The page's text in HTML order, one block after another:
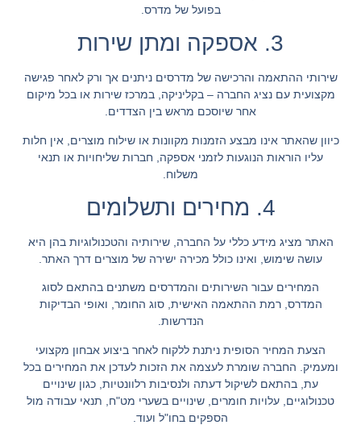
בפועל של מדרס.
3. אספקה ומתן שירות
שירותי ההתאמה והרכישה של מדרסים ניתנים אך ורק לאחר פגישה
מקצועית עם נציג החברה – בקליניקה, במרכז שירות או בכל מיקום
אחר שיוסכם מראש בין הצדדים.
כיוון שהאתר אינו מבצע הזמנות מקוונות או שילוח מוצרים, אין חלות
עליו הוראות הנוגעות לזמני אספקה, חברות שליחויות או תנאי
משלוח.
4. מחירים ותשלומים
האתר מציג מידע כללי על החברה, שירותיה והטכנולוגיות בהן היא
עושה שימוש, ואינו כולל מכירה ישירה של מוצרים דרך האתר.
המחירים עבור השירותים והמדרסים משתנים בהתאם לסוג
המדרס, רמת ההתאמה האישית, סוג החומר, ואופי הבדיקות
הנדרשות.
הצעת המחיר הסופית ניתנת ללקוח לאחר ביצוע אבחון מקצועי
ומעמיק. החברה שומרת לעצמה את הזכות לעדכן את המחירים בכל
עת, בהתאם לשיקול דעתה ולנסיבות רלוונטיות, כגון שינויים
טכנולוגיים, עלויות חומרים, שינויים בשערי מט"ח, תנאי עבודה מול
הספקים בחו"ל ועוד.